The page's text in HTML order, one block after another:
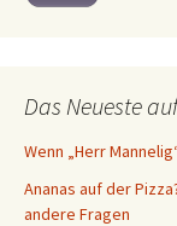
Das Neueste
Wenn „Herr
Ananas auf der
andere Fragen